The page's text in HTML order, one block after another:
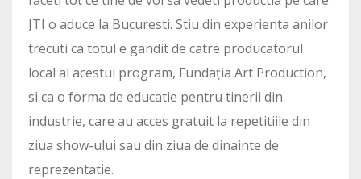
JTI o aduce la Bucuresti. Stiu din experienta anilor
trecuti ca totul e gandit de catre producatorul
local al acestui program, Fundația Art Production,
si ca o forma de educatie pentru tinerii din
industrie, care au acces gratuit la repetitiile din
ziua show-ului sau din ziua de dinainte de
reprezentatie.